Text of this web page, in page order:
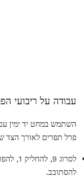
עבודה על ריבועי
השתמש במחט יד ימין
פרל תפרים לאורך הצד
להסתובב.